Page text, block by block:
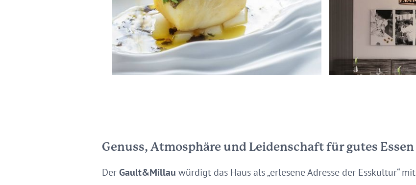
Genuss, Atmosphäre und Leidenschaft für gutes Essen
DerGault&Millau würdigt das Haus als „erlesene Adresse der Esskultur“ mit